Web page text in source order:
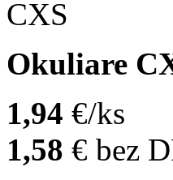
Okuliare
1,94 €/ks
1,58 € bez